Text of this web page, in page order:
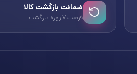
ضمانت بازگشت کالا
فرصت ۷ روزه بازگشت